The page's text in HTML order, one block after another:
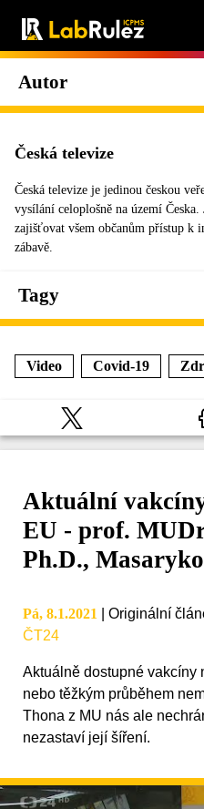
Autor
Česká televize
Česká televize je jedinou českou
vysílání celoplošně na území
zajišťovat všem občanům přístup k
zábavě.
Tagy
Video Covid-19
Aktuální
EU - prof.
Ph.D.,
Pá, 8.1.2021 Originální
ČT24
Aktuálně dostupné vakcíny
nebo těžkým průběhem
Thona z MU nás ale
nezastaví její šíření.